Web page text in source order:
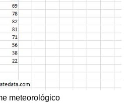
meteorológico